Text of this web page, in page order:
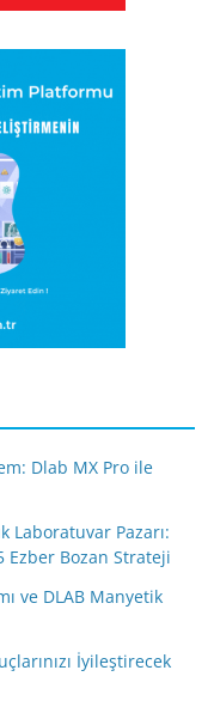
Dlab MX Pro ile
Laboratuvar Pazarı:
Ezber Bozan Strateji
ve DLAB Manyetik
İyileştirecek